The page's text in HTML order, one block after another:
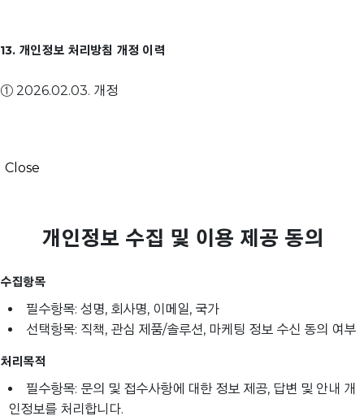
13. 개인정보 처리방침 개정 이력
① 2026.02.03. 개정
Close
개인정보 수집 및 이용 제공 동의
수집항목
필수항목: 성명, 회사명, 이메일, 국가
선택항목: 직책, 관심 제품/솔루션, 마케팅 정보 수신 동의 여부
처리목적
필수항목: 문의 및 접수사항에 대한 정보 제공, 답변 및 안내 개
인정보를 처리합니다.